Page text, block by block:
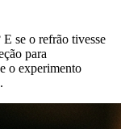
se o refrão tivesse
para
o experimento